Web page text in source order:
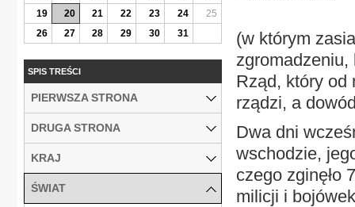
(w którym
zgromadzeniu,
Rząd, który od
rządzi, a
Dwa dni
wschodzie,
czego zginęło
milicji i
19
20 21 22 23 24
25
26
27 28 29 30 31
SPIS TREŚCI
PIERWSZA STRONA
DRUGA STRONA
KRAJ
ŚWIAT